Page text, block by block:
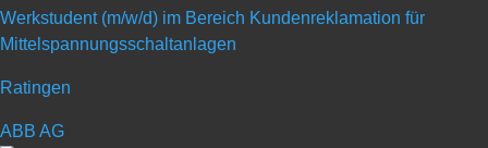
Werkstudent (m/w/d) im Bereich Kundenreklamation für
Mittelspannungsschaltanlagen
Ratingen
ABB AG
Ausbildung zum
Industriemechaniker (m/w/d) –
Start 2027